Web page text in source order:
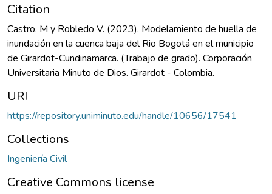
Citation
Castro, M y Robledo V. (2023). Modelamiento de huella de
inundación en la cuenca baja del Rio Bogotá en el municipio
de Girardot-Cundinamarca. (Trabajo de grado). Corporación
Universitaria Minuto de Dios. Girardot - Colombia.
URI
https://repository.uniminuto.edu/handle/10656/17541
Collections
Ingeniería Civil
Creative Commons license